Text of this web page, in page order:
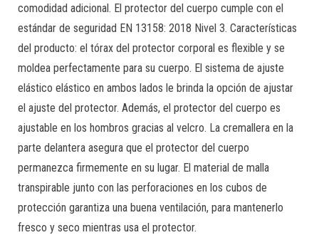
comodidad adicional. El protector del cuerpo cumple con el
estándar de seguridad EN 13158: 2018 Nivel 3. Características
del producto: el tórax del protector corporal es flexible y se
moldea perfectamente para su cuerpo. El sistema de ajuste
elástico elástico en ambos lados le brinda la opción de ajustar
el ajuste del protector. Además, el protector del cuerpo es
ajustable en los hombros gracias al velcro. La cremallera en la
parte delantera asegura que el protector del cuerpo
permanezca firmemente en su lugar. El material de malla
transpirable junto con las perforaciones en los cubos de
protección garantiza una buena ventilación, para mantenerlo
fresco y seco mientras usa el protector.